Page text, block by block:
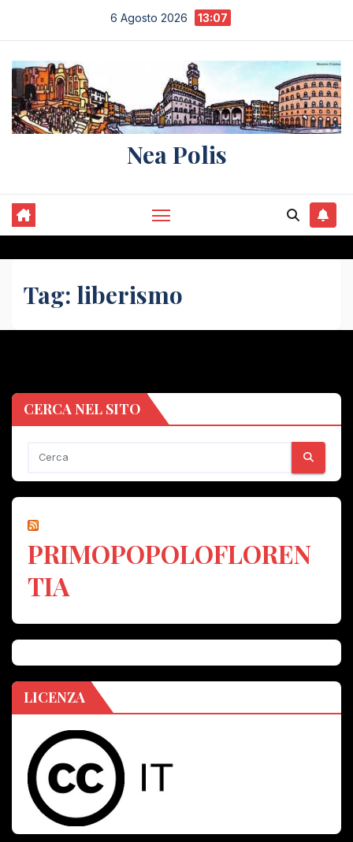
contenuto
6 Agosto 2026 13:07
Nea Polis
Tag: liberismo
CERCA NEL SITO
PRIMOPOPOLOFLOREN
TIA
LICENZA